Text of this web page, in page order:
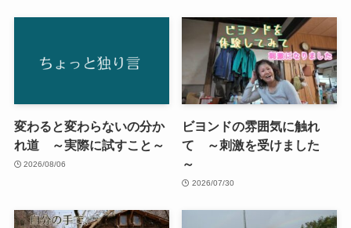
変わると変わらないの分か
れ道 ～実際に試すこと～
2026/08/06
ビヨンドの雰囲気に触れ
て ～刺激を受けました
～
2026/07/30